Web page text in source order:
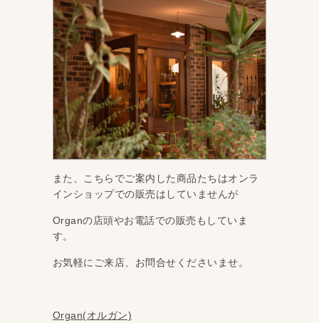
また、こちらでご案内した商品たちはオンラ
インショップでの販売はしていませんが
Organの店頭やお電話での販売もしていま
す。
お気軽にご来店、お問合せくださいませ。
Organ(オルガン)